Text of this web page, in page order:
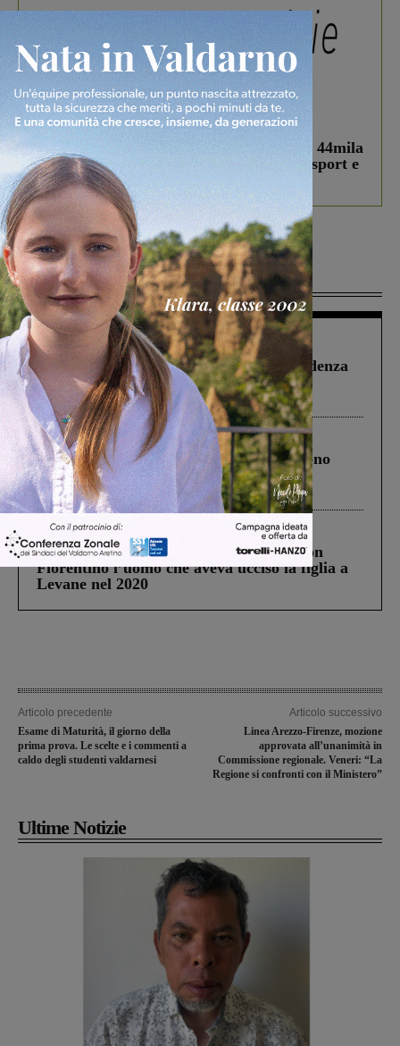
In vetrina 3 Agosto 2026
Estra Notizie agosto: Smart Cities, oltre 44mila
studenti coinvolti, torna il bando per lo sport e
debutta il podcast Estrair
Più lette
Figline Incisa Valdarno 1 Agosto 2026
Piscina di Figline finanziata oltre la scadenza
Pnrr, il gruppo di Fratelli d’Italia: “Un
ringraziamento al Governo”
Cronaca 4 Agosto 2026
Un anno fa la strage in A1 in cui morirono
Gianni, Giulia e Franco. Lo schianto, il
processo, lo stop ai sorpassi fra tir....
Cronaca 3 Agosto 2026
Scomparso da una struttura di Castiglion
Fiorentino l’uomo che aveva ucciso la figlia a
Levane nel 2020
Articolo precedente
Esame di Maturità, il giorno della
prima prova. Le scelte e i commenti a
caldo degli studenti valdarnesi
Articolo successivo
Linea Arezzo-Firenze, mozione
approvata all’unanimità in
Commissione regionale. Veneri: “La
Regione si confronti con il Ministero”
Ultime Notizie